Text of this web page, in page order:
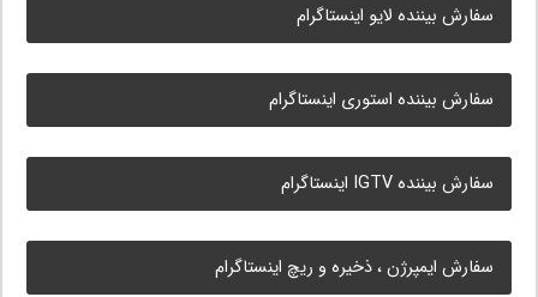
سفارش بیننده لایو اینستاگرام
سفارش بیننده استوری اینستاگرام
سفارش بیننده IGTV اینستاگرام
سفارش ایمپرژن ، ذخیره و ریچ اینستاگرام